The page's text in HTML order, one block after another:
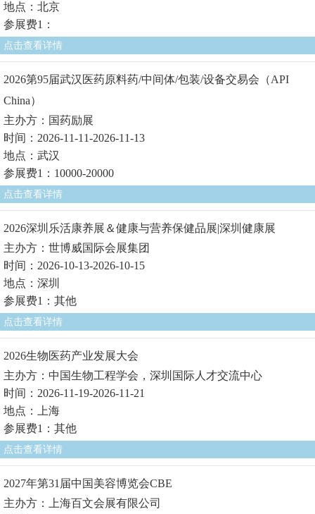
地点：北京
参展费1：
点击查看详情
2026第95届武汉医药原料药/中间体/包装/设备交易会（API
China）
主办方：国药励展
时间：2026-11-11-2026-11-13
地点：武汉
参展费1：10000-20000
点击查看详情
2026深圳乐活康养展＆健康与营养保健品展|深圳健康展
主办方：世博威国际会展集团
时间：2026-10-13-2026-10-15
地点：深圳
参展费1：其他
点击查看详情
2026生物医药产业发展大会
主办方：中国生物工程学会，深圳国际人才交流中心
时间：2026-11-19-2026-11-21
地点：上海
参展费1：其他
点击查看详情
2027年第31届中国美容博览会CBE
主办方：上海百文会展有限公司